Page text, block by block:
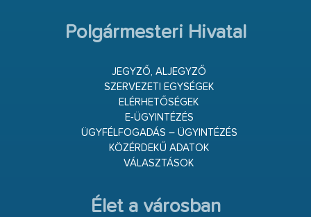
Polgármesteri Hivatal
JEGYZŐ, ALJEGYZŐ
SZERVEZETI EGYSÉGEK
ELÉRHETŐSÉGEK
E-ÜGYINTÉZÉS
ÜGYFÉLFOGADÁS – ÜGYINTÉZÉS
KÖZÉRDEKŰ ADATOK
VÁLASZTÁSOK
Élet a városban